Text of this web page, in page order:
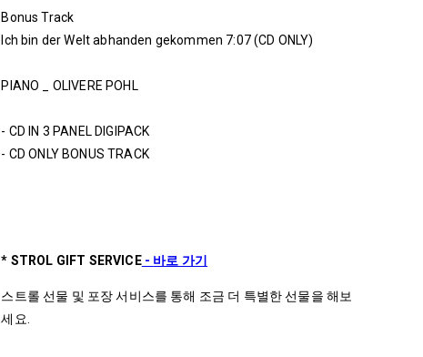
Bonus Track
Ich bin der Welt abhanden gekommen 7:07 (CD ONLY)
PIANO _ OLIVERE POHL
- CD IN 3 PANEL DIGIPACK
- CD ONLY BONUS TRACK
* STROL GIFT SERVICE- 바로 가기
스트롤 선물 및 포장 서비스를 통해 조금 더 특별한 선물을 해보
세요.